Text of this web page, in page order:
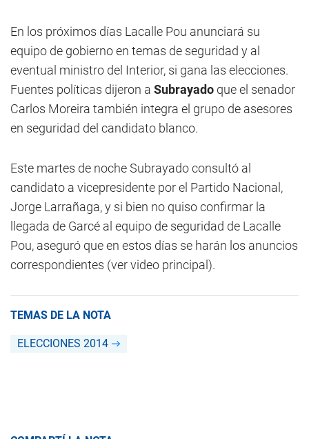
En los próximos días Lacalle Pou anunciará su
equipo de gobierno en temas de seguridad y al
eventual ministro del Interior, si gana las elecciones.
Fuentes políticas dijeron a Subrayado que el senador
Carlos Moreira también integra el grupo de asesores
en seguridad del candidato blanco.
Este martes de noche Subrayado consultó al
candidato a vicepresidente por el Partido Nacional,
Jorge Larrañaga, y si bien no quiso confirmar la
llegada de Garcé al equipo de seguridad de Lacalle
Pou, aseguró que en estos días se harán los anuncios
correspondientes (ver video principal).
TEMAS DE LA NOTA
ELECCIONES 2014